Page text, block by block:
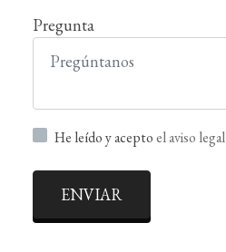
Pregunta
He leído y aceptoel aviso legal
ENVIAR